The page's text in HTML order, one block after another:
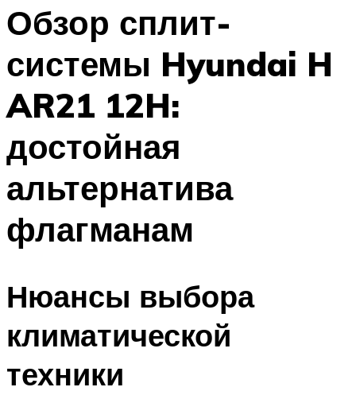
Меню
Обзор сплит-
системы Hyundai H
AR21 12H:
достойная
альтернатива
флагманам
Нюансы выбора
климатической
техники